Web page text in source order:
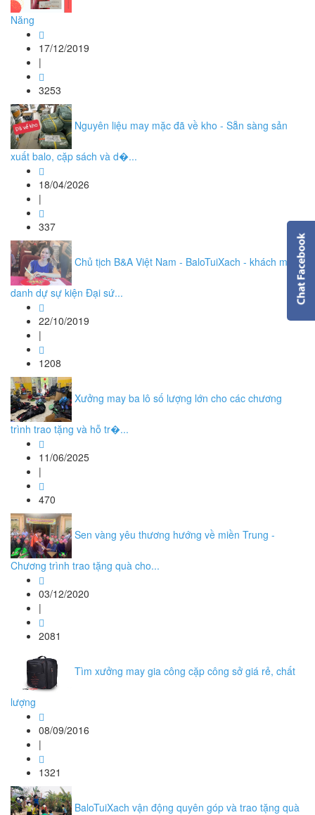
Năng
17/12/2019
|
3253
Nguyên liệu may mặc đã về kho - Sẵn sàng sản
xuất balo, cặp sách và d�...
18/04/2026
|
337
Chủ tịch B&A Việt Nam - BaloTuiXach - khách mời
danh dự sự kiện Đại sứ...
22/10/2019
|
1208
Xưởng may ba lô số lượng lớn cho các chương
trình trao tặng và hỗ tr�...
11/06/2025
|
470
Sen vàng yêu thương hướng về miền Trung -
Chương trình trao tặng quà cho...
03/12/2020
|
2081
Tìm xưởng may gia công cặp công sở giá rẻ, chất
lượng
08/09/2016
|
1321
BaloTuiXach vận động quyên góp và trao tặng quà